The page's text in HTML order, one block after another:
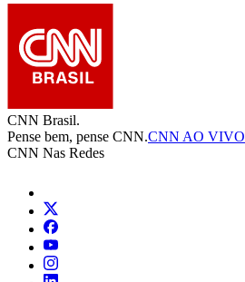
CNN Brasil.
Pense bem, pense CNN.CNN AO VIVO
CNN Nas Redes